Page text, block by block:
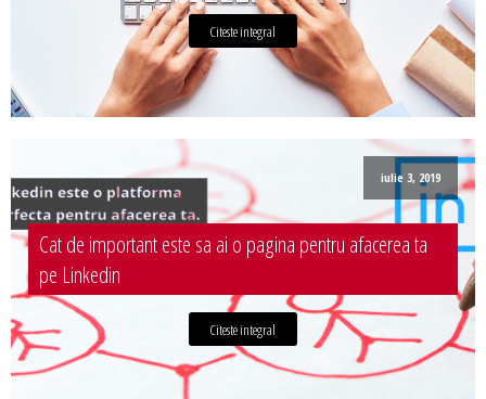
Citeste integral
iulie 3, 2019
Cat de important este sa ai o pagina pentru afacerea ta
pe Linkedin
Citeste integral